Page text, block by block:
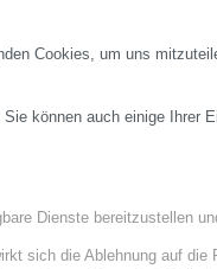
Cookies, um uns
können auch einige
Dienste bereitzustellen
sich die Ablehnung auf